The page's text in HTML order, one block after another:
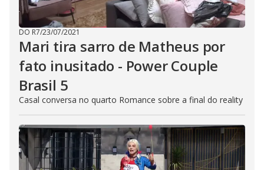
DO R7/23/07/2021
Mari tira sarro de Matheus por
fato inusitado - Power Couple
Brasil 5
Casal conversa no quarto Romance sobre a final do reality